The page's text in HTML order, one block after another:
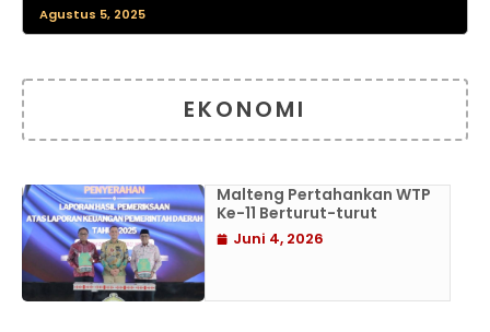
Agustus 5, 2025
EKONOMI
Malteng Pertahankan WTP
Ke-11 Berturut-turut
Juni 4, 2026